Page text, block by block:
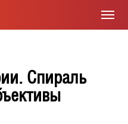
Спираль